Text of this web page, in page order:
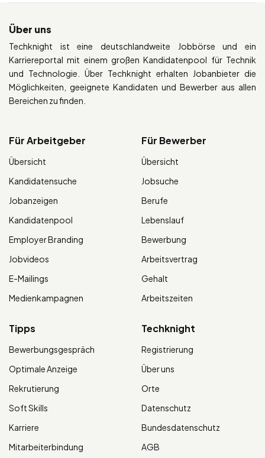
Über uns
Techknight ist eine deutschlandweite Jobbörse und ein
Karriereportal mit einem großen Kandidatenpool für Technik
und Technologie. Über Techknight erhalten Jobanbieter die
Möglichkeiten, geeignete Kandidaten und Bewerber aus allen
Bereichen zu finden.
Für Arbeitgeber
Übersicht
Kandidatensuche
Jobanzeigen
Kandidatenpool
Employer Branding
Jobvideos
E-Mailings
Medienkampagnen
Für Bewerber
Übersicht
Jobsuche
Berufe
Lebenslauf
Bewerbung
Arbeitsvertrag
Gehalt
Arbeitszeiten
Tipps
Bewerbungsgespräch
Optimale Anzeige
Rekrutierung
Soft Skills
Karriere
Mitarbeiterbindung
Techknight
Registrierung
Über uns
Orte
Datenschutz
Bundesdatenschutz
AGB